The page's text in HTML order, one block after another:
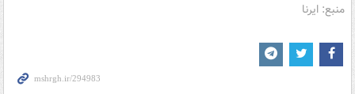
منبع: ایرنا